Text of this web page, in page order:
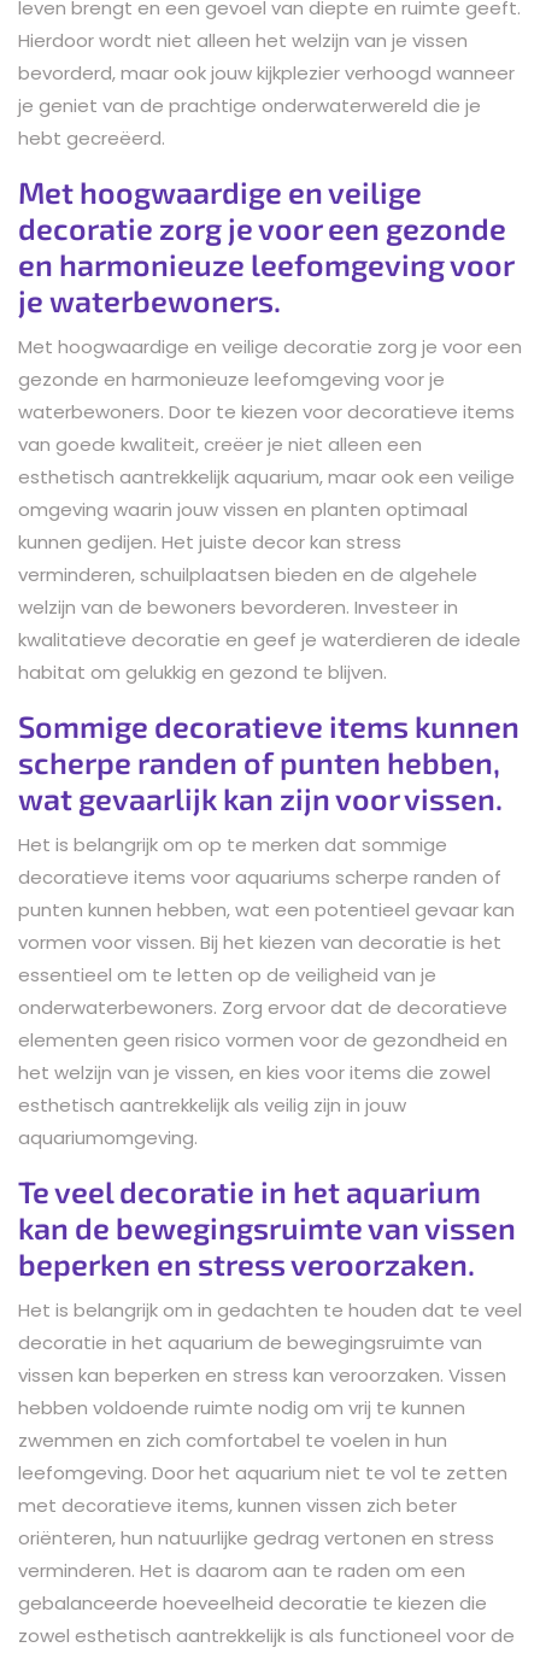
leven brengt en een gevoel van diepte en ruimte geeft.
Hierdoor wordt niet alleen het welzijn van je vissen
bevorderd, maar ook jouw kijkplezier verhoogd wanneer
je geniet van de prachtige onderwaterwereld die je
hebt gecreëerd.
Met hoogwaardige en veilige
decoratie zorg je voor een gezonde
en harmonieuze leefomgeving voor
je waterbewoners.
Met hoogwaardige en veilige decoratie zorg je voor een
gezonde en harmonieuze leefomgeving voor je
waterbewoners. Door te kiezen voor decoratieve items
van goede kwaliteit, creëer je niet alleen een
esthetisch aantrekkelijk aquarium, maar ook een veilige
omgeving waarin jouw vissen en planten optimaal
kunnen gedijen. Het juiste decor kan stress
verminderen, schuilplaatsen bieden en de algehele
welzijn van de bewoners bevorderen. Investeer in
kwalitatieve decoratie en geef je waterdieren de ideale
habitat om gelukkig en gezond te blijven.
Sommige decoratieve items kunnen
scherpe randen of punten hebben,
wat gevaarlijk kan zijn voor vissen.
Het is belangrijk om op te merken dat sommige
decoratieve items voor aquariums scherpe randen of
punten kunnen hebben, wat een potentieel gevaar kan
vormen voor vissen. Bij het kiezen van decoratie is het
essentieel om te letten op de veiligheid van je
onderwaterbewoners. Zorg ervoor dat de decoratieve
elementen geen risico vormen voor de gezondheid en
het welzijn van je vissen, en kies voor items die zowel
esthetisch aantrekkelijk als veilig zijn in jouw
aquariumomgeving.
Te veel decoratie in het aquarium
kan de bewegingsruimte van vissen
beperken en stress veroorzaken.
Het is belangrijk om in gedachten te houden dat te veel
decoratie in het aquarium de bewegingsruimte van
vissen kan beperken en stress kan veroorzaken. Vissen
hebben voldoende ruimte nodig om vrij te kunnen
zwemmen en zich comfortabel te voelen in hun
leefomgeving. Door het aquarium niet te vol te zetten
met decoratieve items, kunnen vissen zich beter
oriënteren, hun natuurlijke gedrag vertonen en stress
verminderen. Het is daarom aan te raden om een
gebalanceerde hoeveelheid decoratie te kiezen die
zowel esthetisch aantrekkelijk is als functioneel voor de